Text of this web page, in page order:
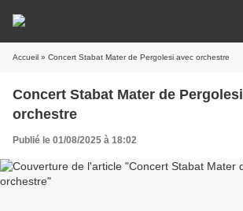
Accueil » Concert Stabat Mater de Pergolesi avec orchestre
Concert Stabat Mater de
orchestre
Publié le 01/08/2025 à 18:02